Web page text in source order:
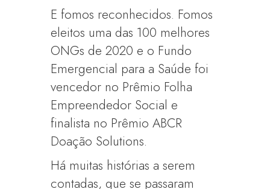
E fomos reconhecidos. Fomos
eleitos uma das 100 melhores
ONGs de 2020 e o Fundo
Emergencial para a Saúde foi
vencedor no Prêmio Folha
Empreendedor Social e
finalista no Prêmio ABCR
Doação Solutions.
Há muitas histórias a serem
contadas, que se passaram